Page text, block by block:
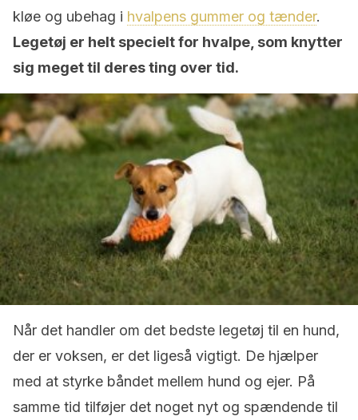
kløe og ubehag i hvalpens gummer og tænder.
Legetøj er helt specielt for hvalpe, som knytter
sig meget til deres ting over tid.
Når det handler om det bedste legetøj til en hund,
der er voksen, er det ligeså vigtigt. De hjælper
med at styrke båndet mellem hund og ejer. På
samme tid tilføjer det noget nyt og spændende til